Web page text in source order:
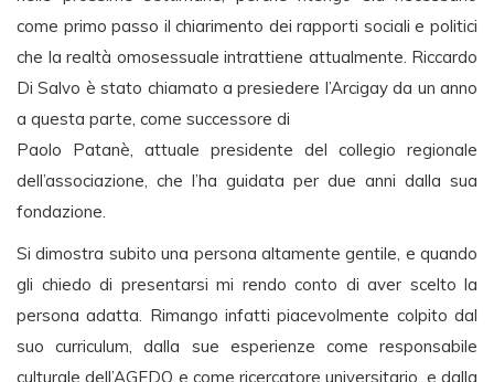
come primo passo il chiarimento dei rapporti sociali e politici
che la realtà omosessuale intrattiene attualmente. Riccardo
Di Salvo è stato chiamato a presiedere l’Arcigay da un anno
a questa parte, come successore di
Paolo Patanè, attuale presidente del collegio regionale
dell’associazione, che l’ha guidata per due anni dalla sua
fondazione.
Si dimostra subito una persona altamente gentile, e quando
gli chiedo di presentarsi mi rendo conto di aver scelto la
persona adatta. Rimango infatti piacevolmente colpito dal
suo curriculum, dalla sue esperienze come responsabile
culturale dell’AGEDO e come ricercatore universitario, e dalla